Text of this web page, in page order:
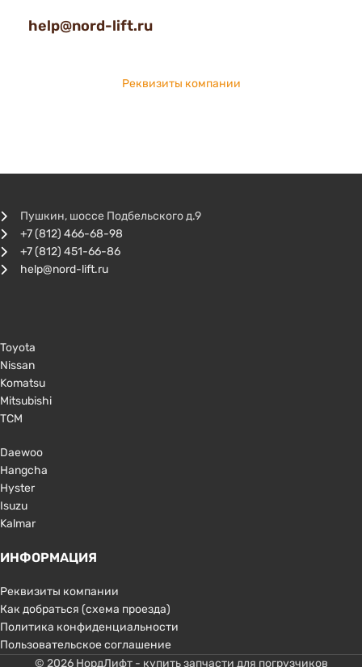
help@nord-lift.ru
Реквизиты компании
Пушкин, шоссе Подбельского д.9
+7 (812) 466-68-98
+7 (812) 451-66-86
help@nord-lift.ru
Toyota
Nissan
Komatsu
Mitsubishi
TCM
Daewoo
Hangcha
Hyster
Isuzu
Kalmar
ИНФОРМАЦИЯ
Реквизиты компании
Как добраться (схема проезда)
Политика конфиденциальности
Пользовательское соглашение
© 2026 НордЛифт - купить запчасти для погрузчиков